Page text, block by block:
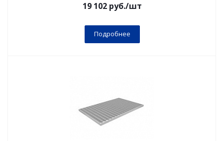
19 102руб./шт
Подробнее